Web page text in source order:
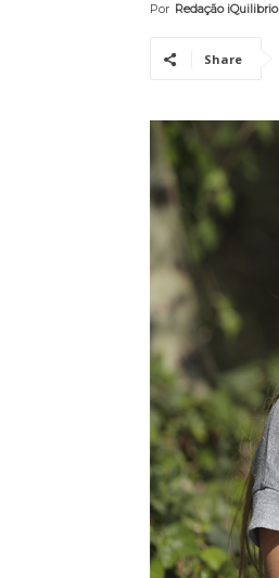
Por Redação iQuilibrio
Share